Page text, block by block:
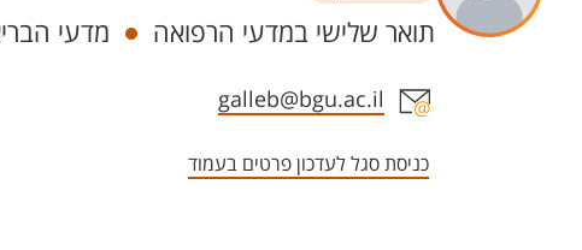
יחידות
תואר שלישי במדעי הרפואה מדעי
אזור צור קשר עם איש הסגל
galleb@bgu.ac.il
כניסת סגל לעדכון פרטים בעמוד